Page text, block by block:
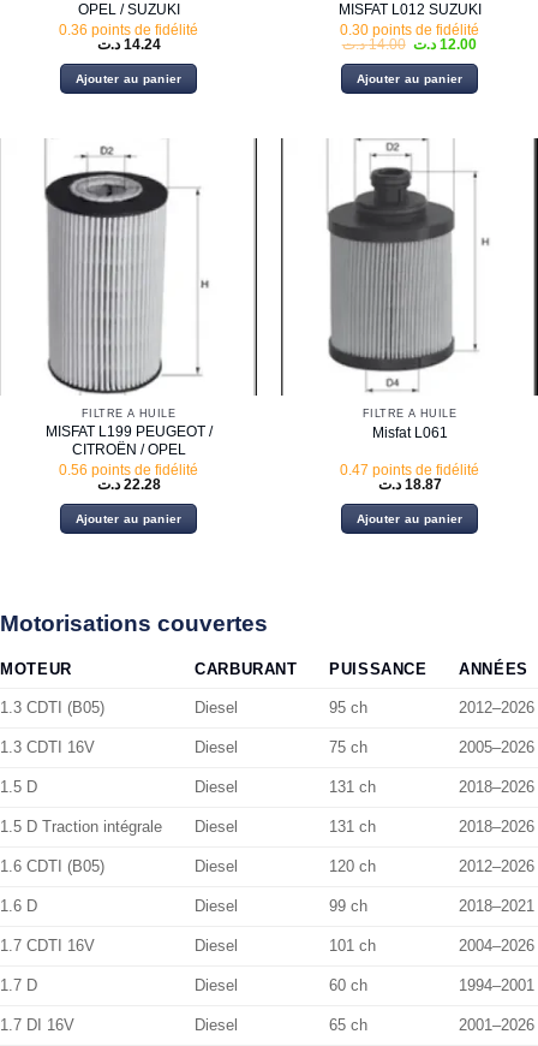
OPEL / SUZUKI
0.36 points de fidélité
14.24 د.ت
Ajouter au panier
MISFAT L012 SUZUKI
0.30 points de fidélité
14.00 د.ت
Le
initial
était :
12.00 د.ت
Le
actuel
est :
Ajouter au panier
FILTRE À HUILE
MISFAT L199 PEUGEOT /
CITROËN / OPEL
0.56 points de fidélité
22.28 د.ت
Ajouter au panier
FILTRE À HUILE
Misfat L061
0.47 points de fidélité
18.87 د.ت
Ajouter au panier
Motorisations couvertes
MOTEUR CARBURANT PUISSANCE ANNÉES
1.3 CDTI (B05) Diesel 95 ch 2012–2026
1.3 CDTI 16V Diesel 75 ch 2005–2026
1.5 D Diesel 131 ch 2018–2026
1.5 D Traction intégrale Diesel 131 ch 2018–2026
1.6 CDTI (B05) Diesel 120 ch 2012–2026
1.6 D Diesel 99 ch 2018–2021
1.7 CDTI 16V Diesel 101 ch 2004–2026
1.7 D Diesel 60 ch 1994–2001
1.7 DI 16V Diesel 65 ch 2001–2026